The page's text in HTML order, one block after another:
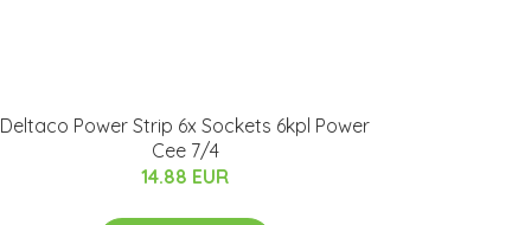
Deltaco Power Strip 6x Sockets 6kpl Power
Cee 7/4
14.88 EUR